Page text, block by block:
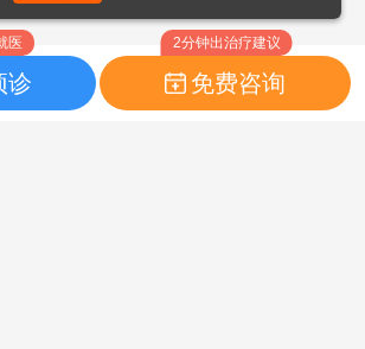
医
诊
2分钟出治疗建议
免费咨询